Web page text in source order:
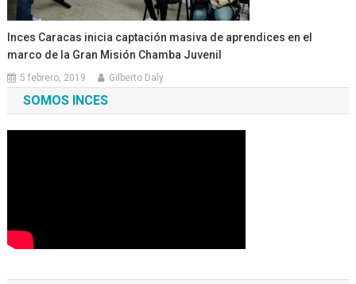
Inces Caracas inicia captación masiva de aprendices en el
marco de la Gran Misión Chamba Juvenil
5 febrero, 2019 Gilberto Daly
SOMOS INCES